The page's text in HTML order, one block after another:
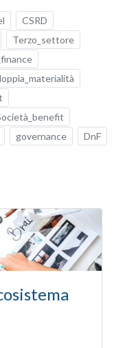
CSRD
Terzo_settore
governance
DnF